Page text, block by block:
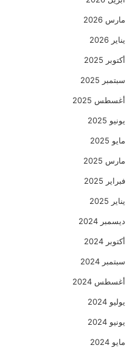
مارس 2026
يناير 2026
أكتوبر 2025
سبتمبر 2025
أغسطس 2025
يونيو 2025
مايو 2025
مارس 2025
فبراير 2025
يناير 2025
ديسمبر 2024
أكتوبر 2024
سبتمبر 2024
أغسطس 2024
يوليو 2024
يونيو 2024
مايو 2024